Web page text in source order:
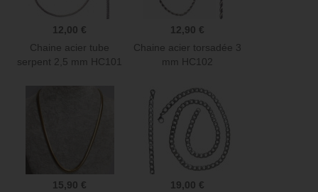
12,00 €
Chaine acier tube
serpent 2,5 mm HC101
12,90 €
Chaine acier torsadée 3
mm HC102
15,90 €
19,00 €